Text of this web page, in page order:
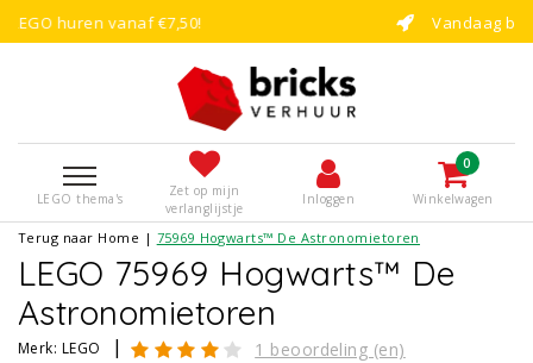
Vandaag besteld, binnen enkele
LEGO thema's
Zet op mijn
verlanglijstje
Inloggen
0
Winkelwagen
Terug naar Home | 75969 Hogwarts™ De Astronomietoren
LEGO 75969 Hogwarts™ De
Astronomietoren
Merk: LEGO | 1 beoordeling (en)